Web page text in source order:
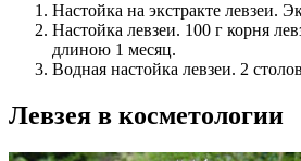
Настойка на экстракте левзеи.
Настойка левзеи. 100 г корня
длиною 1 месяц.
Водная настойка левзеи. 2
Левзея в косметологии